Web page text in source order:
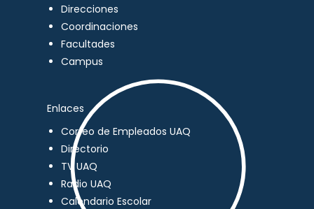
Direcciones
Coordinaciones
Facultades
Campus
Enlaces
Correo de Empleados UAQ
Directorio
TV UAQ
Radio UAQ
Calendario Escolar